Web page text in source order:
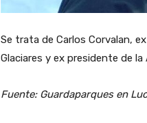
Se trata de Carlos Corvalan,
Glaciares y ex presidente de la
Fuente: Guardaparques en